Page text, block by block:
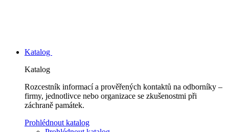
Katalog
Katalog
Rozcestník informací a prověřených kontaktů na odborníky –
firmy, jednotlivce nebo organizace se zkušenostmi při
záchraně památek.
Prohlédnout katalog